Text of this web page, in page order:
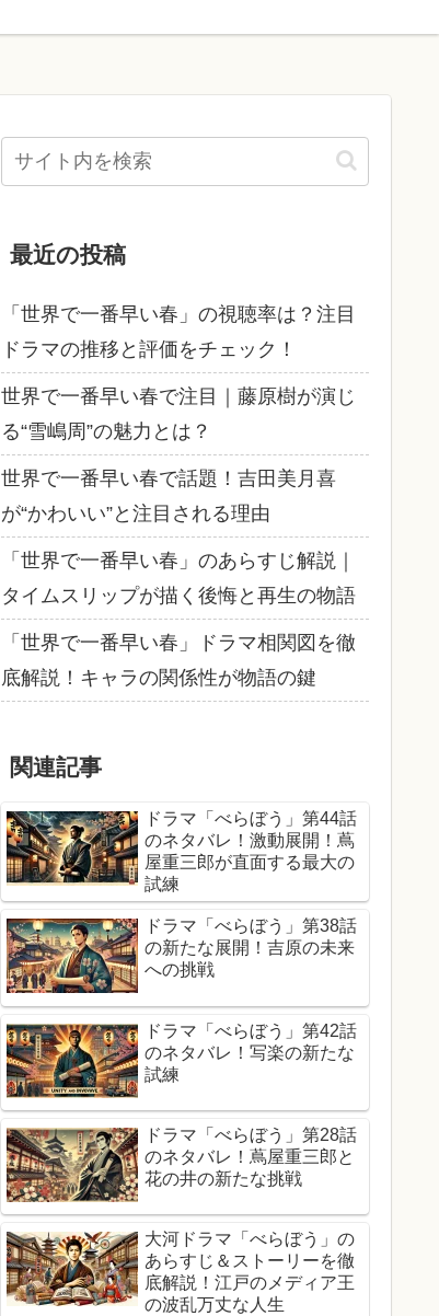
最近の投稿
「世界で一番早い春」の視聴率は？注目
ドラマの推移と評価をチェック！
世界で一番早い春で注目｜藤原樹が演じ
る“雪嶋周”の魅力とは？
世界で一番早い春で話題！吉田美月喜
が“かわいい”と注目される理由
「世界で一番早い春」のあらすじ解説｜
タイムスリップが描く後悔と再生の物語
「世界で一番早い春」ドラマ相関図を徹
底解説！キャラの関係性が物語の鍵
関連記事
ドラマ「べらぼう」第44話
のネタバレ！激動展開！蔦
屋重三郎が直面する最大の
試練
ドラマ「べらぼう」第38話
の新たな展開！吉原の未来
への挑戦
ドラマ「べらぼう」第42話
のネタバレ！写楽の新たな
試練
ドラマ「べらぼう」第28話
のネタバレ！蔦屋重三郎と
花の井の新たな挑戦
大河ドラマ「べらぼう」の
あらすじ＆ストーリーを徹
底解説！江戸のメディア王
の波乱万丈な人生